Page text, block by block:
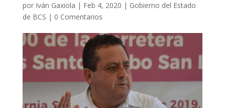
por Iván Gaxiola | Feb 4, 2020 | Gobierno del Estado
de BCS | 0 Comentarios